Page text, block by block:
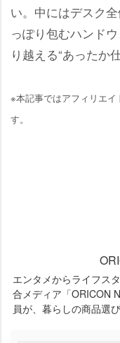
い。中にはデスク
っぽり包むハンド
り越える“あったか
※本記事ではアフィリエイ
す。
エンタメからライフス
合メディア「ORICON
員が、暮らしの商品選